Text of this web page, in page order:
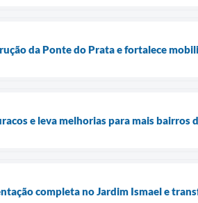
da Ponte do Prata e fortalece
e leva melhorias para mais bairros
completa no Jardim Ismael e